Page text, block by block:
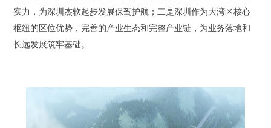
实力，为深圳杰软起步发展保驾护航；二是深圳作为大湾区核心
枢纽的区位优势，完善的产业生态和完整产业链，为业务落地和
长远发展筑牢基础。